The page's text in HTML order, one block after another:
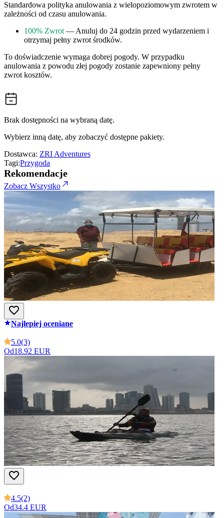
Standardowa polityka anulowania z wielopoziomowym zwrotem w
zależności od czasu anulowania.
100% Zwrot — Anuluj do 24 godzin przed wydarzeniem i
otrzymaj pełny zwrot środków.
To doświadczenie wymaga dobrej pogody. W przypadku
anulowania z powodu złej pogody zostanie zapewniony pełny
zwrot kosztów.
Brak dostępności na wybraną datę.
Wybierz inną datę, aby zobaczyć dostępne pakiety.
Dostawca: ZRI Adventures
Tagi:Przygoda
Rekomendacje
Zobacz Wszystko
Najlepiej oceniane
5.0(3)
Od18.92 EUR
4.5(2)
Od34.4 EUR